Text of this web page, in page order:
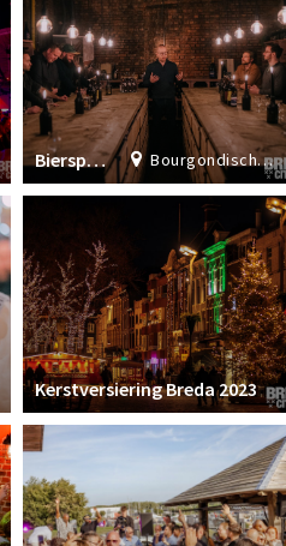
Bourgondische Bierkelder
Bierspecial Stappen Magazine 2024
Kerstversiering Breda 2023